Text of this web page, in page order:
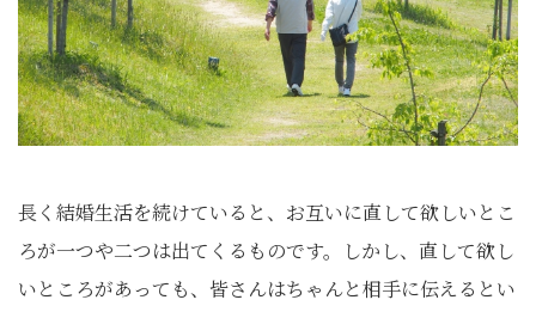
長く結婚生活を続けていると、お互いに直して欲しいとこ
ろが一つや二つは出てくるものです。しかし、直して欲し
いところがあっても、皆さんはちゃんと相手に伝えるとい